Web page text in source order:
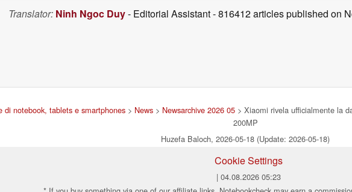
Translator: Ninh Ngoc Duy- Editorial Assistant- 816412 articles published on
di notebook, tablets e smartphones > News > Newsarchive 2026 05 > Xiaomi rivela ufficialmente la
200MP
Huzefa Baloch, 2026-05-18 (Update: 2026-05-18)
Cookie Settings
| 04.08.2026 05:23